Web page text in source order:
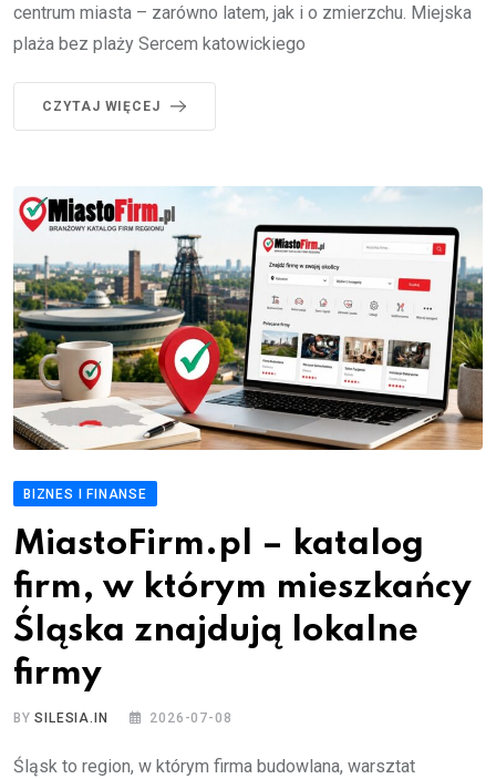
centrum miasta – zarówno latem, jak i o zmierzchu. Miejska
plaża bez plaży Sercem katowickiego
CZYTAJ WIĘCEJ
BIZNES I FINANSE
MiastoFirm.pl – katalog
firm, w którym mieszkańcy
Śląska znajdują lokalne
firmy
BYSILESIA.IN 2026-07-08
Śląsk to region, w którym firma budowlana, warsztat